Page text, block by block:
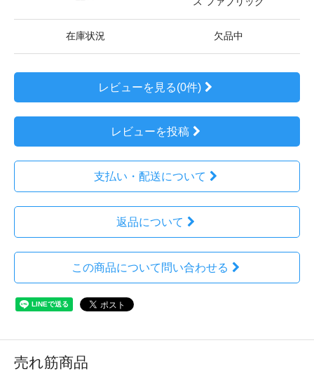
在庫状況 欠品中
レビューを見る(0件)
レビューを投稿
支払い・配送について
返品について
この商品について問い合わせる
売れ筋商品